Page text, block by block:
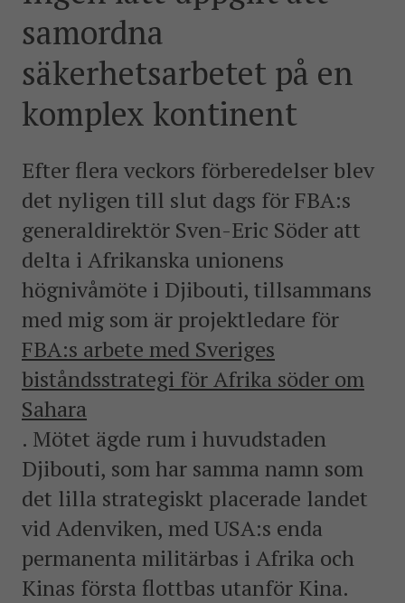
postkonfliktländer. Vi bidrar även med civil personal
och expertis till freds- och valobservationsinsatser som
namn efter Folke Bernadotte, FN:s första medlare.
SOCIALA MEDIER
KONTAKTA FOLKE BERNADOTTEAKADEMIN
Ring
010-456 23 0
Mail
Kontakta oss
Sök efter:
samordna
säkerhetsarbetet på en
komplex kontinent
Efter flera veckors förberedelser blev
det nyligen till slut dags för FBA:s
generaldirektör Sven-Eric Söder att
delta i Afrikanska unionens
högnivåmöte i Djibouti, tillsammans
med mig som är projektledare för
FBA:s arbete med Sveriges
biståndsstrategi för Afrika söder om
Sahara
. Mötet ägde rum i huvudstaden
Djibouti, som har samma namn som
det lilla strategiskt placerade landet
vid Adenviken, med USA:s enda
permanenta militärbas i Afrika och
Kinas första flottbas utanför Kina.